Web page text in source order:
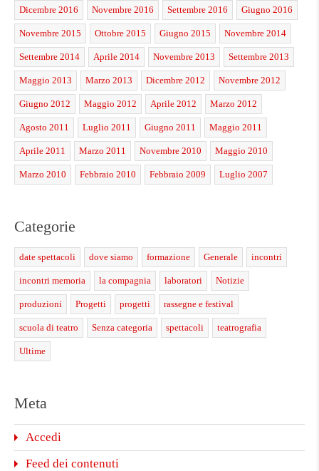
Dicembre 2016 Novembre 2016 Settembre 2016 Giugno 2016
Novembre 2015 Ottobre 2015 Giugno 2015 Novembre 2014
Settembre 2014 Aprile 2014 Novembre 2013 Settembre 2013
Maggio 2013 Marzo 2013 Dicembre 2012 Novembre 2012
Giugno 2012 Maggio 2012 Aprile 2012 Marzo 2012
Agosto 2011 Luglio 2011 Giugno 2011 Maggio 2011
Aprile 2011 Marzo 2011 Novembre 2010 Maggio 2010
Marzo 2010 Febbraio 2010 Febbraio 2009 Luglio 2007
Categorie
date spettacoli dove siamo formazione Generale incontri
incontri memoria la compagnia laboratori Notizie
produzioni Progetti progetti rassegne e festival
scuola di teatro Senza categoria spettacoli teatrografia
Ultime
Meta
Accedi
Feed dei contenuti